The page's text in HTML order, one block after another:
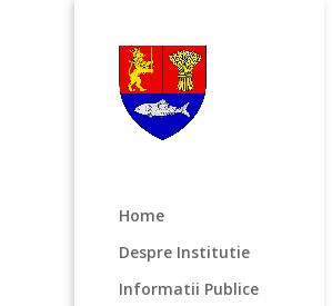
Home
Despre Institutie
Informatii Publice